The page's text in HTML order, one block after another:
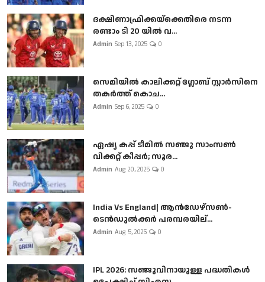
ദക്ഷിണാഫ്രിക്കയ്‌ക്കെതിരെ നടന്ന
രണ്ടാം ടി 20 യിൽ വ...
Admin Sep 13, 2025 0
സെമിയിൽ കാലിക്കറ്റ് ഗ്ലോബ് സ്റ്റാർസിനെ
തകർത്ത് കൊച...
Admin Sep 6, 2025 0
ഏഷ്യ കപ്പ് ടീമിൽ സഞ്ജു സാംസൺ
വിക്കറ്റ് കീപ്പർ; സൂര...
Admin Aug 20, 2025 0
India Vs England| ആൻഡേഴ്സൺ-
ടെൻഡുല്‍ക്കർ പരമ്പരയില്...
Admin Aug 5, 2025 0
IPL 2026: സഞ്ജുവിനായുള്ള പദ്ധതികൾ